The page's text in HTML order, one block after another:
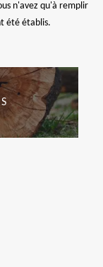
n'avez qu'à remplir
été établis.